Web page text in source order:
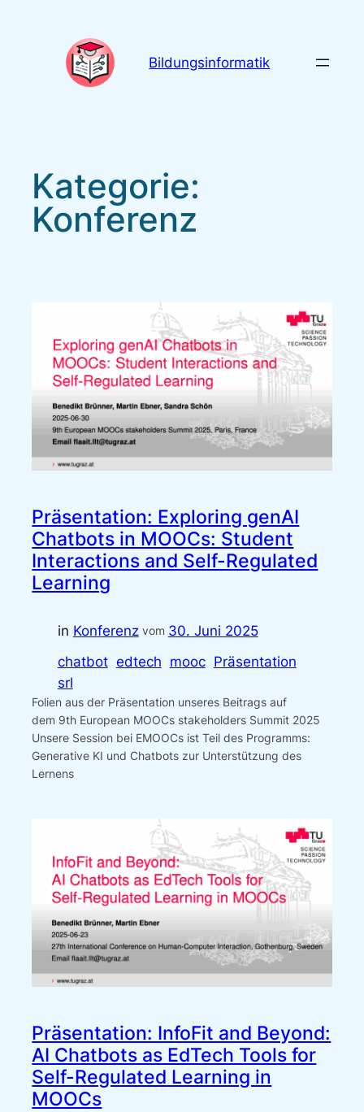
Bildungsinformatik
Kategorie:
Konferenz
Präsentation: Exploring genAI
Chatbots in MOOCs: Student
Interactions and Self-Regulated
Learning
in Konferenz vom 30. Juni 2025
chatbot edtech mooc Präsentation
srl
Folien aus der Präsentation unseres Beitrags auf
dem 9th European MOOCs stakeholders Summit 2025
Unsere Session bei EMOOCs ist Teil des Programms:
Generative KI und Chatbots zur Unterstützung des
Lernens
Präsentation: InfoFit and Beyond:
AI Chatbots as EdTech Tools for
Self-Regulated Learning in
MOOCs